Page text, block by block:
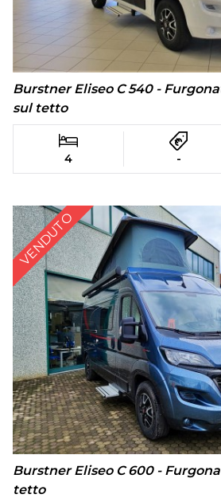
Burstner Eliseo C 540 -
sul tetto
4 -
VENDUTO
Burstner Eliseo C 600 -
tetto